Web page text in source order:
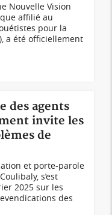
Nouvelle Vision
affilié au
pour la
a été officiellement
des agents
invite les
de
et porte-parole
s’est
2025 sur les
des